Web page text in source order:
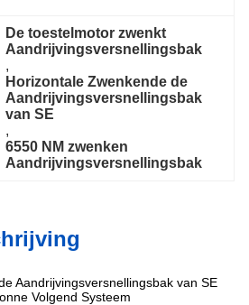
De toestelmotor zwenkt
Aandrijvingsversnellingsbak
,
Horizontale Zwenkende de
Aandrijvingsversnellingsbak
van SE
,
6550 NM zwenken
Aandrijvingsversnellingsbak
Aandrijvingsversnellingsbak van SE
Volgend Systeem